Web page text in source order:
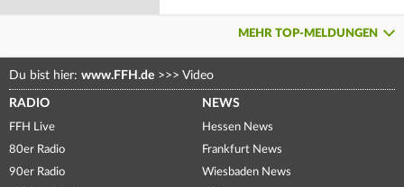
MEHR TOP-MELDUNGEN
Du bist hier: www.FFH.de >>> Video
RADIO
FFH Live
80er Radio
90er Radio
NEWS
Hessen News
Frankfurt News
Wiesbaden News